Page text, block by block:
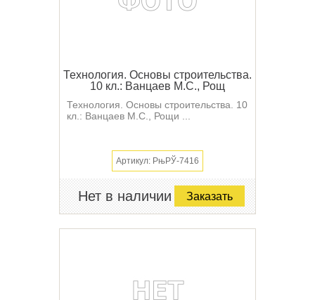
Технология. Основы строительства.
10 кл.: Ванцаев М.С., Рощ
Технология. Основы строительства. 10
кл.: Ванцаев М.С., Рощи ...
Артикул: РњРЎ-7416
Нет в наличии Заказать